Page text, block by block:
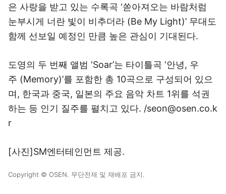
은 사랑을 받고 있는 수록곡 ‘쏟아져오는 바람처럼
눈부시게 너란 빛이 비추더라 (Be My Light)’ 무대도
함께 선보일 예정인 만큼 높은 관심이 기대된다.
도영의 두 번째 앨범 ‘Soar’는 타이틀곡 ‘안녕, 우
주 (Memory)’를 포함한 총 10곡으로 구성되어 있으
며, 한국과 중국, 일본의 주요 음악 차트 1위를 석권
하는 등 인기 질주를 펼치고 있다. /seon@osen.co.k
r
[사진]SM엔터테인먼트 제공.
Copyright © OSEN. 무단전재 및 재배포 금지.